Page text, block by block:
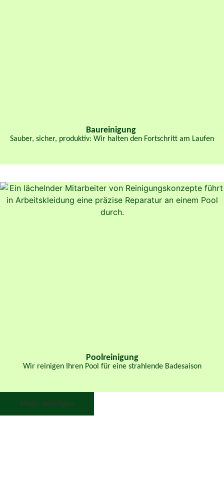
Baureinigung
Sauber, sicher, produktiv: Wir halten den Fortschritt am Laufen
Poolreinigung
Wir reinigen Ihren Pool für eine strahlende Badesaison
Mehr anzeigen